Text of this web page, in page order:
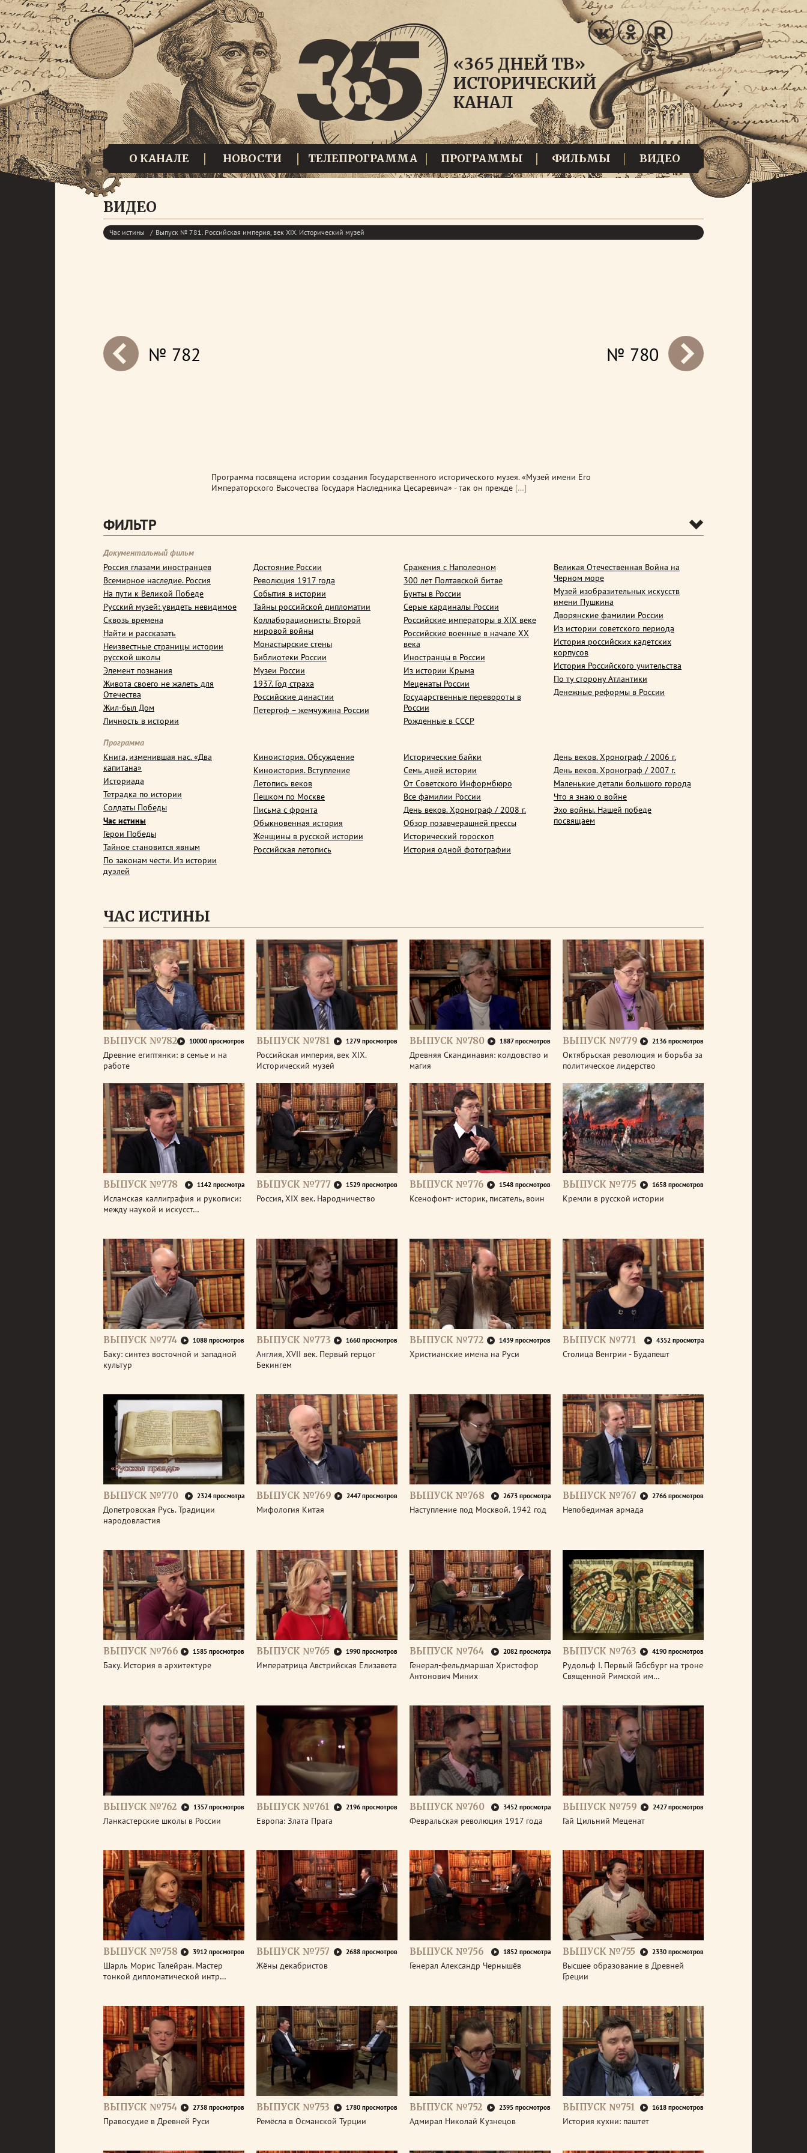
О КАНАЛЕ НОВОСТИ ТЕЛЕПРОГРАММА ПРОГРАММЫ ФИЛЬМЫ ВИДЕО
ВИДЕО
Час истины Выпуск № 781. Российская империя, век XIX. Исторический музей
prev
next № 780
№ 782
Программа посвящена истории создания Государственного исторического музея. «Музей имени Его
Императорского Высочества Государя Наследника Цесаревича» - так он прежде […]
ФИЛЬТР
Документальный фильм
Россия глазами иностранцев
Всемирное наследие. Россия
На пути к Великой Победе
Русский музей: увидеть невидимое
Сквозь времена
Найти и рассказать
Неизвестные страницы истории
русской школы
Элемент познания
Живота своего не жалеть для
Отечества
Жил-был Дом
Личность в истории
Достояние России
Революция 1917 года
События в истории
Тайны российской дипломатии
Коллаборационисты Второй
мировой войны
Монастырские стены
Библиотеки России
Музеи России
1937. Год страха
Российские династии
Петергоф – жемчужина России
Сражения с Наполеоном
300 лет Полтавской битве
Бунты в России
Серые кардиналы России
Российские императоры в XIX веке
Российские военные в начале ХХ
века
Иностранцы в России
Из истории Крыма
Меценаты России
Государственные перевороты в
России
Рожденные в СССР
Великая Отечественная Война на
Черном море
Музей изобразительных искусств
имени Пушкина
Дворянские фамилии России
Из истории советского периода
История российских кадетских
корпусов
История Российского учительства
По ту сторону Атлантики
Денежные реформы в России
Программа
Книга, изменившая нас. «Два
капитана»
Историада
Тетрадка по истории
Солдаты Победы
Час истины
Герои Победы
Тайное становится явным
По законам чести. Из истории
дуэлей
Киноистория. Обсуждение
Киноистория. Вступление
Летопись веков
Пешком по Москве
Письма с фронта
Обыкновенная история
Женщины в русской истории
Российская летопись
Исторические байки
Семь дней истории
От Советского Информбюро
Все фамилии России
День веков. Хронограф / 2008 г.
Обзор позавчерашней прессы
Исторический гороскоп
История одной фотографии
День веков. Хронограф / 2006 г.
День веков. Хронограф / 2007 г.
Маленькие детали большого города
Что я знаю о войне
Эхо войны. Нашей победе
посвящаем
ЧАС ИСТИНЫ
ВЫПУСК №782 10000 просмотров
Древние египтянки: в семье и на
работе
ВЫПУСК №781 1279 просмотров
Российская империя, век XIX.
Исторический музей
ВЫПУСК №780 1887 просмотров
Древняя Скандинавия: колдовство и
магия
ВЫПУСК №779 2136 просмотров
Октябрьская революция и борьба за
политическое лидерство
ВЫПУСК №778 1142 просмотра
Исламская каллиграфия и рукописи:
между наукой и искусст…
ВЫПУСК №777 1529 просмотров
Россия, XIX век. Народничество
ВЫПУСК №776 1548 просмотров
Ксенофонт- историк, писатель, воин
ВЫПУСК №775 1658 просмотров
Кремли в русской истории
ВЫПУСК №774 1088 просмотров
Баку: синтез восточной и западной
культур
ВЫПУСК №773 1660 просмотров
Англия, XVII век. Первый герцог
Бекингем
ВЫПУСК №772 1439 просмотров
Христианские имена на Руси
ВЫПУСК №771 4352 просмотра
Столица Венгрии - Будапешт
ВЫПУСК №770 2324 просмотра
Допетровская Русь. Традиции
народовластия
ВЫПУСК №769 2447 просмотров
Мифология Китая
ВЫПУСК №768 2673 просмотра
Наступление под Москвой. 1942 год
ВЫПУСК №767 2766 просмотров
Непобедимая армада
ВЫПУСК №766 1585 просмотров
Баку. История в архитектуре
ВЫПУСК №765 1990 просмотров
Императрица Австрийская Елизавета
ВЫПУСК №764 2082 просмотра
Генерал-фельдмаршал Христофор
Антонович Миних
ВЫПУСК №763 4190 просмотров
Рудольф I. Первый Габсбург на троне
Священной Римской им…
ВЫПУСК №762 1357 просмотров
Ланкастерские школы в России
ВЫПУСК №761 2196 просмотров
Европа: Злата Прага
ВЫПУСК №760 3452 просмотра
Февральская революция 1917 года
ВЫПУСК №759 2427 просмотров
Гай Цильний Меценат
ВЫПУСК №758 3912 просмотров
Шарль Морис Талейран. Мастер
тонкой дипломатической интр…
ВЫПУСК №757 2688 просмотров
Жёны декабристов
ВЫПУСК №756 1852 просмотра
Генерал Александр Чернышёв
ВЫПУСК №755 2330 просмотров
Высшее образование в Древней
Греции
ВЫПУСК №754 2738 просмотров
Правосудие в Древней Руси
ВЫПУСК №753 1780 просмотров
Ремёсла в Османской Турции
ВЫПУСК №752 2395 просмотров
Адмирал Николай Кузнецов
ВЫПУСК №751 1618 просмотров
История кухни: паштет